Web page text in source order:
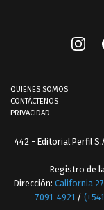
QUIENES SOMOS
CONTÁCTENOS
PRIVACIDAD
442 - Editorial Perfil
Registro de
Dirección: California
7091-4921 /